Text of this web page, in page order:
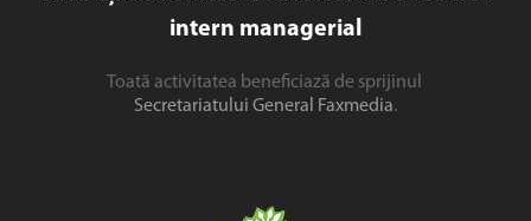
intern managerial
Toată activitatea beneficiază de sprijinul
Secretariatului General Faxmedia.